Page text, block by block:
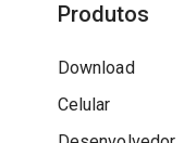
Produtos
Download
Celular